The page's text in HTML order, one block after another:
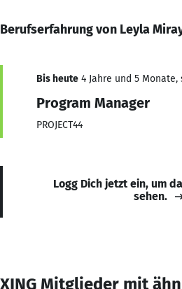
Berufserfahrung von Leyla
Bis heute 4 Jahre und 5 Monate,
Program Manager
PROJECT44
Logg Dich jetzt ein, um
sehen.
XING Mitglieder mit